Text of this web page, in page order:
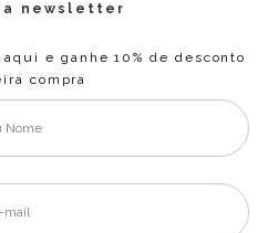
newsletter
e ganhe 10% de desconto
compra